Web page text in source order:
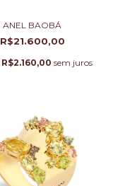
ANEL BAOBÁ
R$21.600,00
R$2.160,00 sem juros